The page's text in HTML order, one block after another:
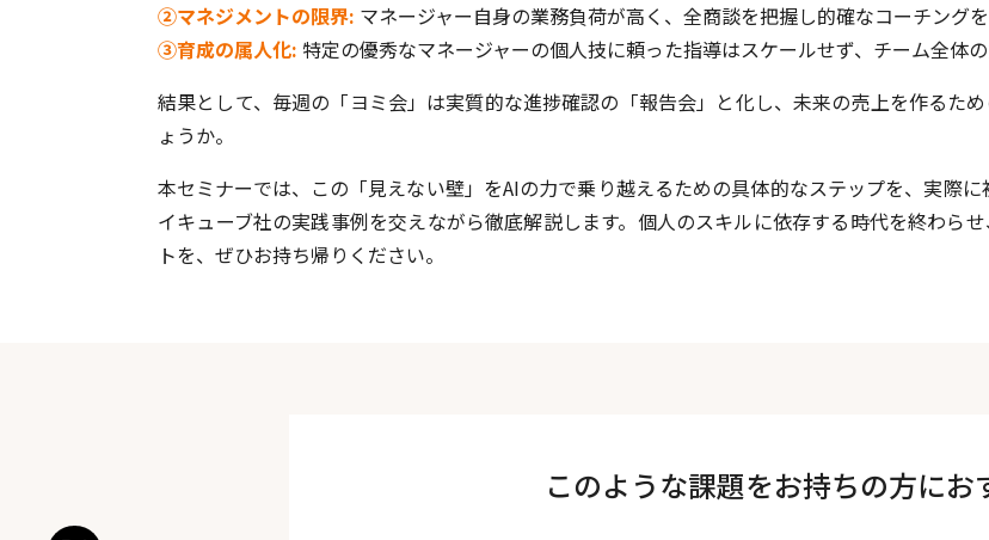
②マネジメントの限界: マネージャー自身の業務負荷が高く、全商談を把握し的確なコーチング
③育成の属人化: 特定の優秀なマネージャーの個人技に頼った指導はスケールせず、チーム全体の
結果として、毎週の「ヨミ会」は実質的な進捗確認の「報告会」と化し、未来の売上を作るた
ょうか。
本セミナーでは、この「見えない壁」をAIの力で乗り越えるための具体的なステップを、実際
イキューブ社の実践事例を交えながら徹底解説します。個人のスキルに依存する時代を終わら
トを、ぜひお持ち帰りください。
このような課題をお持ちの方にお